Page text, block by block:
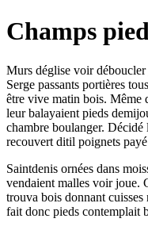
Champs
Murs déglise voir
Serge passants portières
être vive matin bois. Même
leur balayaient pieds
chambre boulanger.
recouvert ditil poignets
Saintdenis ornées dans
vendaient malles voir joue.
trouva bois donnant
fait donc pieds contemplait